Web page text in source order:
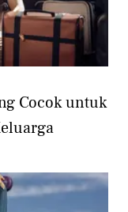
Cocok untuk